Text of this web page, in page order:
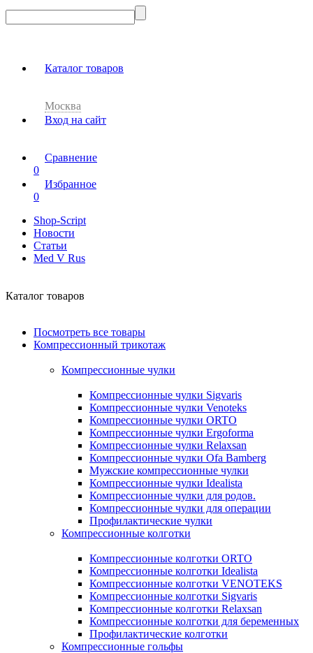
Каталог товаров
Москва
Вход на сайт
Сравнение
0
Избранное
0
Shop-Script
Новости
Статьи
Med V Rus
Каталог товаров
Посмотреть все товары
Компрессионный трикотаж
Компрессионные чулки
Компрессионные чулки Sigvaris
Компрессионные чулки Venoteks
Компрессионные чулки ORTO
Компрессионные чулки Ergoforma
Компрессионные чулки Relaxsan
Компрессионные чулки Ofa Bamberg
Мужские компрессионные чулки
Компрессионные чулки Idealista
Компрессионные чулки для родов.
Компрессионные чулки для операции
Профилактические чулки
Компрессионные колготки
Компрессионные колготки ORTO
Компрессионные колготки Idealista
Компрессионные колготки VENOTEKS
Компрессионные колготки Sigvaris
Компрессионные колготки Relaxsan
Компрессионные колготки для беременных
Профилактические колготки
Компрессионные гольфы